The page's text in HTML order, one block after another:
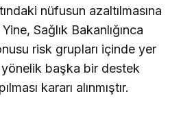
nüfusun azaltılmasına
Sağlık Bakanlığınca
risk grupları içinde yer
başka bir destek
kararı alınmıştır.